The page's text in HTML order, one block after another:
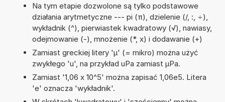
Na tym etapie dozwolone są tylko podstawowe
działania arytmetyczne --- pi (π), dzielenie (/, :, ÷),
wykładnik (^), pierwiastek kwadratowy (√), nawiasy,
odejmowanie (-), mnożenie (*, x) i dodawanie (+)
Zamiast greckiej litery 'µ' (= mikro) można użyć
zwykłego 'u', na przykład uPa zamiast µPa.
Zamiast '1,06 x 10^5' można zapisać 1,06e5. Litera
'e' oznacza 'wykładnik'.